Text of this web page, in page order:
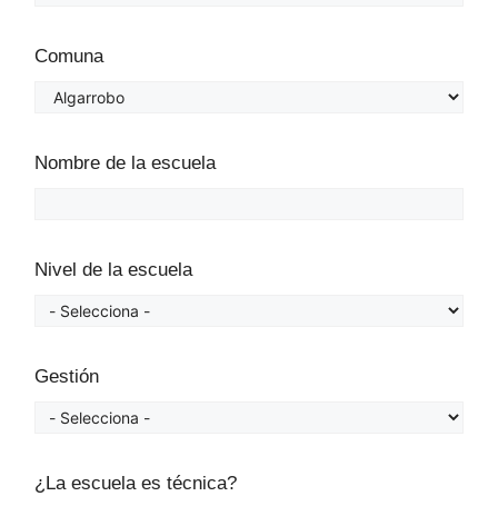
Comuna
Nombre de la escuela
Nivel de la escuela
Gestión
¿La escuela es técnica?